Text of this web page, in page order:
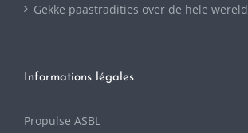
Gekke paastradities over de hele wereld
Informations légales
Propulse ASBL